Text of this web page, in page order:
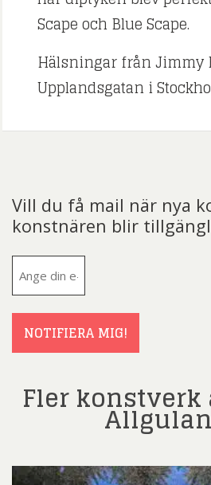
Scape och Blue Scape.
Hälsningar från Jimmy
Upplandsgatan i
Vill du få mail när nya
konstnären blir
NOTIFIERA MIG!
Fler konstverk